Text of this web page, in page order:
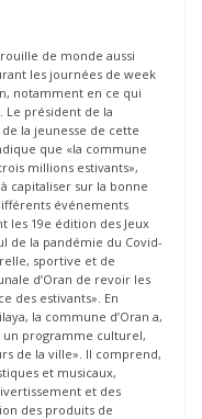
de monde aussi
les journées de week
notamment en ce qui
Le président de la
la jeunesse de cette
que «la commune
millions estivants»,
capitaliser sur la bonne
événements
les 19e édition des Jeux
de la pandémie du Covid-
sportive et de
d’Oran de revoir les
des estivants». En
la commune d’Oran a,
un programme culturel,
de la ville». Il comprend,
et musicaux,
et des
des produits de